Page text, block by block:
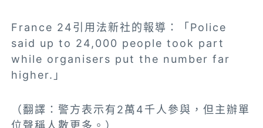
France 24引用法新社的報導：「Police
said up to 24,000 people took part
while organisers put the number far
higher.」
（翻譯：警方表示有2萬4千人參與，但主辦單